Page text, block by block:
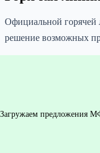
Официальной горячей
решение возможных
Загружаем предложения